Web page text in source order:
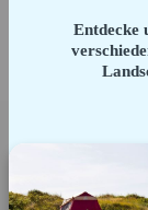
Entdecke